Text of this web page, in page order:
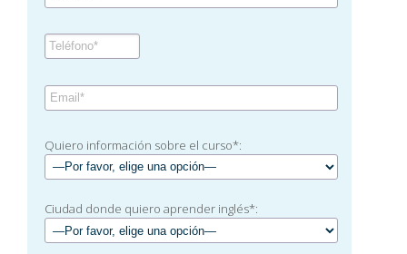
Quiero información sobre el curso*:
Ciudad donde quiero aprender inglés*: